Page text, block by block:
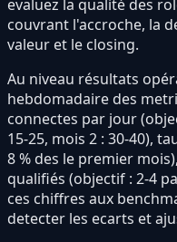
evaluez la qualité des
couvrant l'accroche, la
valeur et le closing.
Au niveau résultats
hebdomadaire des
connectes par jour
15-25, mois 2 : 30-40),
8 % des le premier
qualifiés (objectif : 2-4
ces chiffres aux
detecter les ecarts et